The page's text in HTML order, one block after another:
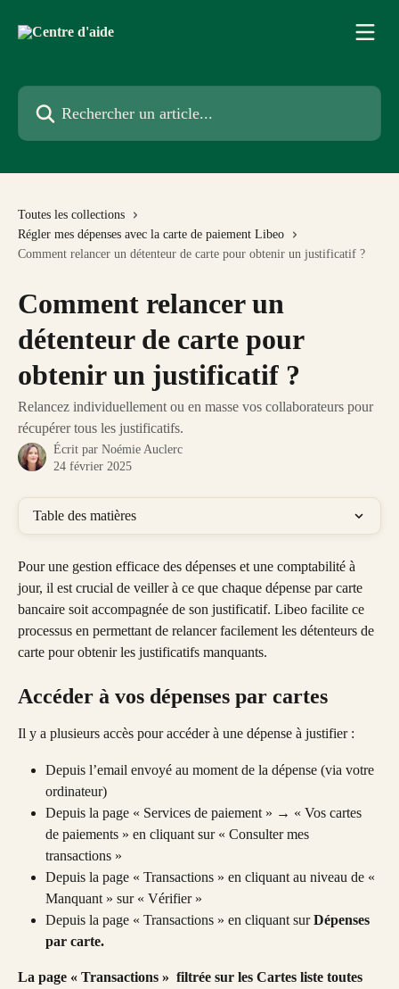
Rechercher un article...
Toutes les collections
Régler mes dépenses avec la carte de paiement Libeo
Comment relancer un détenteur de carte pour obtenir un justificatif ?
Comment relancer un
détenteur de carte pour
obtenir un justificatif ?
Relancez individuellement ou en masse vos collaborateurs pour
récupérer tous les justificatifs.
Écrit par Noémie Auclerc
24 février 2025
Table des matières
Pour une gestion efficace des dépenses et une comptabilité à
jour, il est crucial de veiller à ce que chaque dépense par carte
bancaire soit accompagnée de son justificatif. Libeo facilite ce
processus en permettant de relancer facilement les détenteurs de
carte pour obtenir les justificatifs manquants.
Accéder à vos dépenses par cartes
Il y a plusieurs accès pour accéder à une dépense à justifier :
Depuis l’email envoyé au moment de la dépense (via votre
ordinateur)
Depuis la page « Services de paiement » → « Vos cartes
de paiements » en cliquant sur « Consulter mes
transactions »
Depuis la page « Transactions » en cliquant au niveau de «
Manquant » sur « Vérifier »
Depuis la page « Transactions » en cliquant sur Dépenses
par carte.
La page « Transactions »  filtrée sur les Cartes liste toutes